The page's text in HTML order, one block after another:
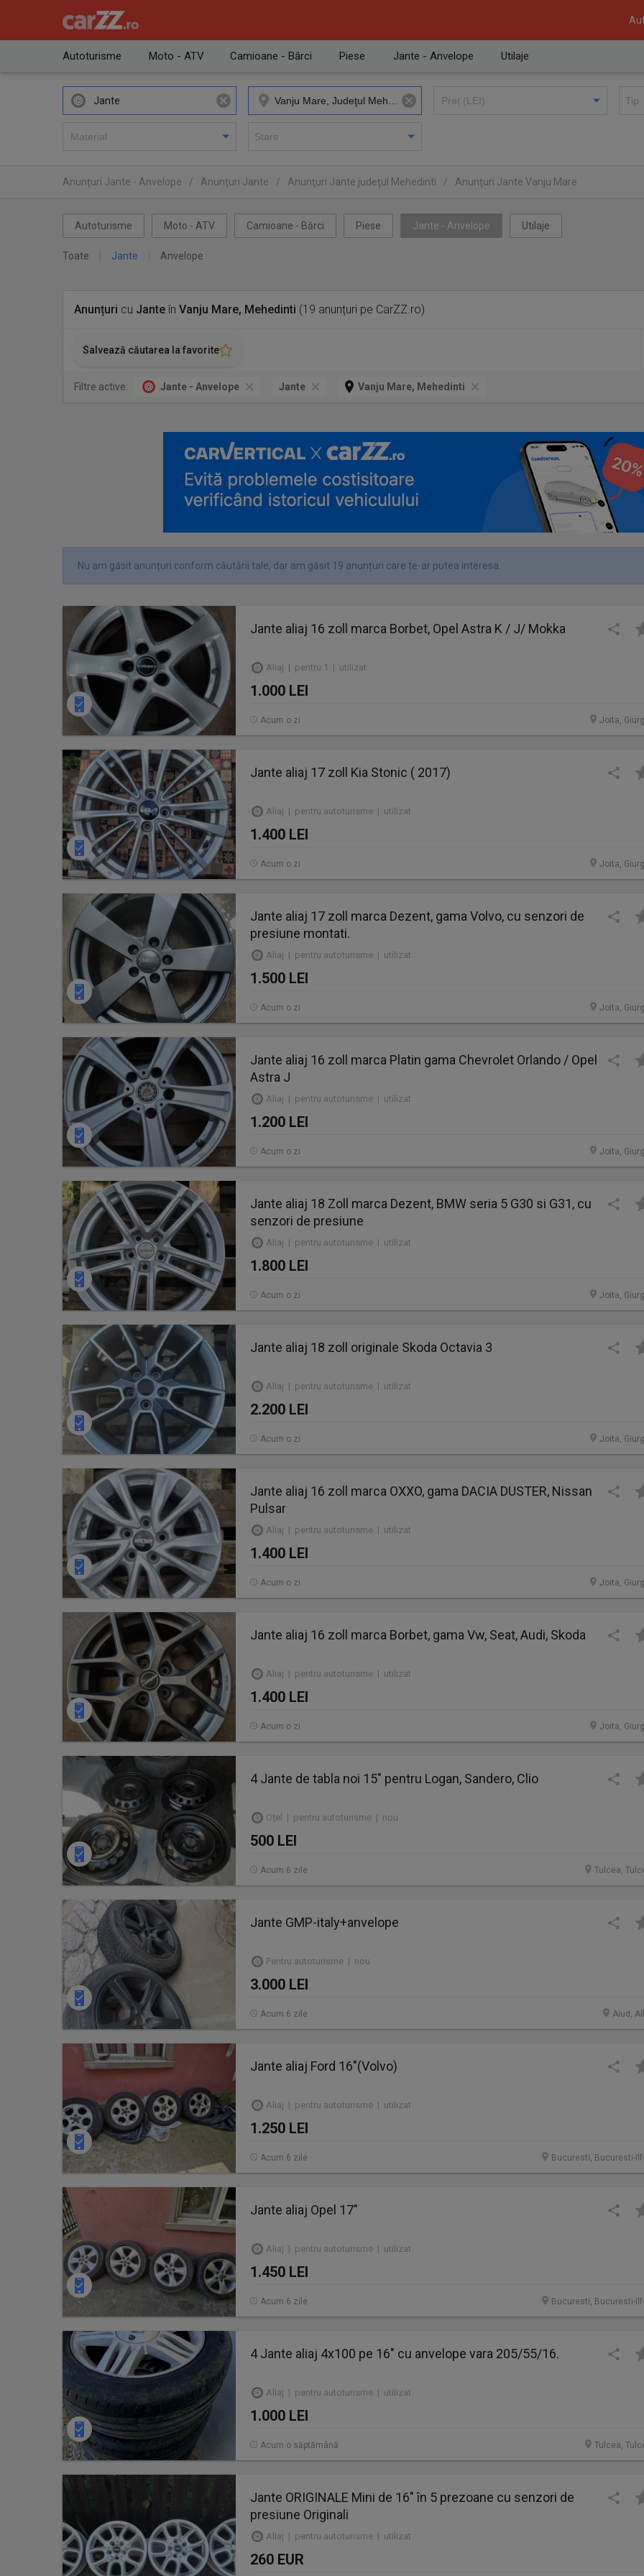
Autoturisme Moto - ATV Camioane - Bărci Piese Jante - Anvelope Utilaje
Jante
Anunţuri Jante - Anvelope / Anunţuri Jante / Anunţuri Jante judeţul Mehedinti / Anunţuri Jante Vanju Mare
Autoturisme Moto - ATV Camioane - Bărci Piese Jante - Anvelope Utilaje
Toate Jante Anvelope
Anunțuri cu Janteîn Vanju Mare, Mehedinti (19 anunțuri pe CarZZ.ro)
Salvează căutarea la favorite
Filtre active: Jante - Anvelope Jante Vanju Mare, Mehedinti
Nu am găsit anunțuri conform căutării tale, dar am găsit 19 anunțuri care te-ar putea interesa.
Jante aliaj 16 zoll marca Borbet, Opel Astra K / J/ Mokka
Aliaj | pentru 1 | utilizat
1.000 LEI
Joita,
Acum o zi
Jante aliaj 17 zoll Kia Stonic ( 2017)
Aliaj | pentru autoturisme | utilizat
1.400 LEI
Joita,
Acum o zi
Jante aliaj 17 zoll marca Dezent, gama Volvo, cu senzori de
presiune montati.
Aliaj | pentru autoturisme | utilizat
1.500 LEI
Joita,
Acum o zi
Jante aliaj 16 zoll marca Platin gama Chevrolet Orlando / Opel
Astra J
Aliaj | pentru autoturisme | utilizat
1.200 LEI
Joita,
Acum o zi
Jante aliaj 18 Zoll marca Dezent, BMW seria 5 G30 si G31, cu
senzori de presiune
Aliaj | pentru autoturisme | utilizat
1.800 LEI
Joita,
Acum o zi
Jante aliaj 18 zoll originale Skoda Octavia 3
Aliaj | pentru autoturisme | utilizat
2.200 LEI
Joita,
Acum o zi
Jante aliaj 16 zoll marca OXXO, gama DACIA DUSTER, Nissan
Pulsar
Aliaj | pentru autoturisme | utilizat
1.400 LEI
Joita,
Acum o zi
Jante aliaj 16 zoll marca Borbet, gama Vw, Seat, Audi, Skoda
Aliaj | pentru autoturisme | utilizat
1.400 LEI
Joita,
Acum o zi
4 Jante de tabla noi 15" pentru Logan, Sandero, Clio
Oţel | pentru autoturisme | nou
500 LEI
Tulcea,
Acum 6 zile
Jante GMP-italy+anvelope
Pentru autoturisme | nou
3.000 LEI
Aiud,
Acum 6 zile
Jante aliaj Ford 16"(Volvo)
Aliaj | pentru autoturisme | utilizat
1.250 LEI
Bucuresti, Bucuresti-
Acum 6 zile
Jante aliaj Opel 17"
Aliaj | pentru autoturisme | utilizat
1.450 LEI
Bucuresti, Bucuresti-
Acum 6 zile
4 Jante aliaj 4x100 pe 16" cu anvelope vara 205/55/16.
Aliaj | pentru autoturisme | utilizat
1.000 LEI
Tulcea,
Acum o săptămână
Jante ORIGINALE Mini de 16" în 5 prezoane cu senzori de
presiune Originali
Aliaj | pentru autoturisme | utilizat
260 EUR